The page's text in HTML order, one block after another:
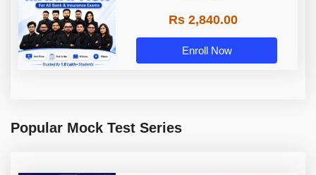
Rs 2,840.00
Enroll Now
Popular Mock Test Series